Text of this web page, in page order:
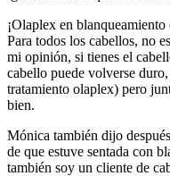
¡Olaplex en
Para todos los cabellos, no
mi opinión, si tienes el
cabello puede volverse
tratamiento olaplex) pero
bien.
Mónica también dijo
de que estuve sentada con
también soy un cliente de